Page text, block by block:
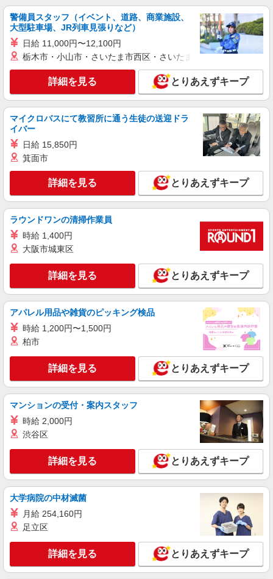
デイスタッフ
時給1600円〜2250円 ＜日払い有/週払い有/交
通費全支給(ガソリン代含む)＞
千葉市緑区
詳細を見る
派遣社員
（株）ウィルオブ・ワークCW 千葉支店/ms120101
時給1600円 ◆前払い・日払い・週払いOK
キープ 詳細を見る
（株）ウィルオブ・ワークCW 千葉支店/ms120101
千葉県千葉市緑区
キープ 詳細を見る
派遣社員
株式会社kotrio /●CB-H-1879887
落ち着いた少人数環境/グループホームで暮ら
しの手伝い◆週3〜OK
時給1500円〜2125円 ＜日払い有/週払い有/交
千葉市緑区【最寄駅：誉田駅】
詳細を見る
（株）ウィルオブ・ワークCW 千葉支店/ms120101
介護スタッフ
時給1500円 ◆前払い・日払い・週払いOK
キープ 詳細を見る
職業紹介
警備員スタッフ（イベント、道路、商業施設、
大型駐車場、JR列車見張りなど）
日給 11,000円〜12,100円
栃木市・小山市・さいたま市西区・さいたま市岩槻区・久喜市・
詳細を見る とりあえずキープ
マイクロバスにて教習所に通う生徒の送迎ドラ
イバー
日給 15,850円
箕面市
詳細を見る とりあえずキープ
ラウンドワンの清掃作業員
時給 1,400円
大阪市城東区
詳細を見る とりあえずキープ
アパレル用品や雑貨のピッキング検品
時給 1,200円〜1,500円
柏市
詳細を見る とりあえずキープ
マンションの受付・案内スタッフ
時給 2,000円
渋谷区
詳細を見る とりあえずキープ
大学病院の中材滅菌
月給 254,160円
足立区
詳細を見る とりあえずキープ